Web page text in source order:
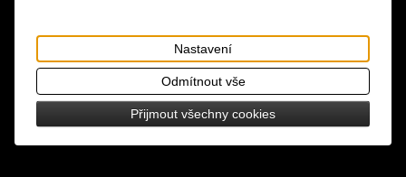
rozměry: výška 2 cm, šířka 1 cm
Nastavení
Odmítnout vše
Přijmout všechny cookies